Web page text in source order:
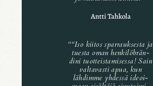
Antti Tahkola
““Iso kiitos spar­rauk­sesta ja
tuesta oman henki­löbrän­
dini tuot­teis­ta­mi­sessa! Sain
valta­vasti apua, kun
lähdimme yhdessä ideoi­